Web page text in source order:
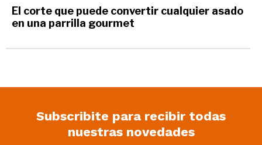
El corte que puede convertir cualquier asado
en una parrilla gourmet
Subscribite para recibir todas
nuestras novedades